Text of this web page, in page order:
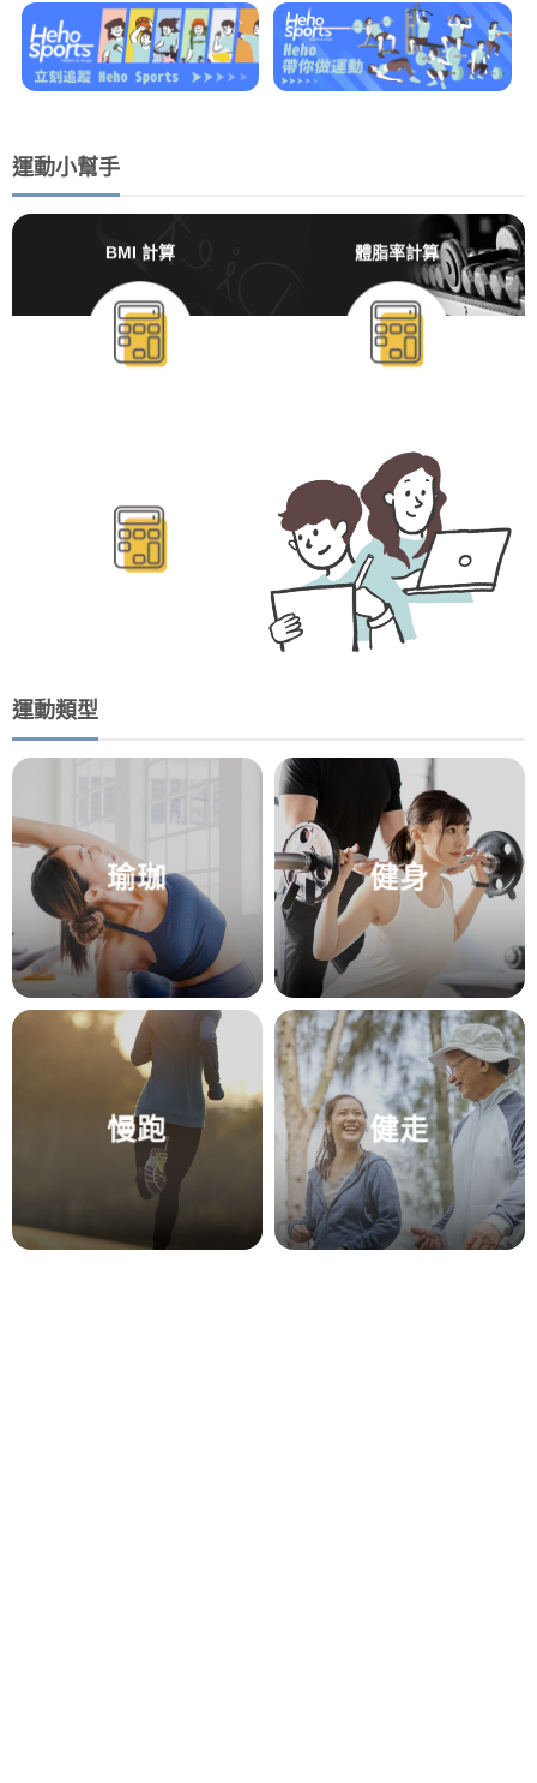
運動小幫手
BMI 計算 體脂率計算
運動類型
瑜珈 健身
慢跑 健走